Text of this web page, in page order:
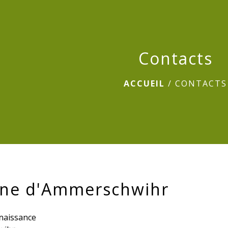
Contacts
ACCUEIL /CONTACTS
d'Ammerschwihr